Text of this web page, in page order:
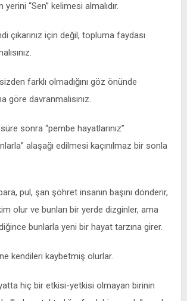
yerini “Sen” kelimesi almalıdır.
çıkarınız için değil, topluma faydası
farklı olmadığını göz önünde
göre davranmalısınız.
sonra “pembe hayatlarınız”
alaşağı edilmesi kaçınılmaz bir sonla
pul, şan şöhret insanın başını dönderir,
olur ve bunları bir yerde dizginler, ama
bunlarla yeni bir hayat tarzına girer.
kendileri kaybetmiş olurlar.
hiç bir etkisi-yetkisi olmayan birinin